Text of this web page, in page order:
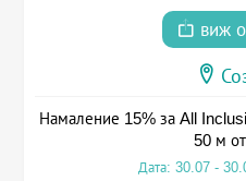
виж
Намаление 15% за All
50 м
Дата: 30.07 -